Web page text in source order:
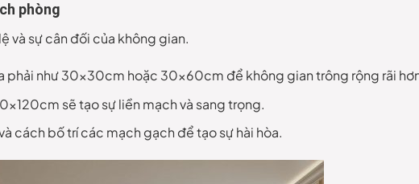
phòng
và sự cân đối của không gian.
phải như 30x30cm hoặc 30x60cm để không gian trông rộng rãi
sẽ tạo sự liền mạch và sang trọng.
cách bố trí các mạch gạch để tạo sự hài hòa.